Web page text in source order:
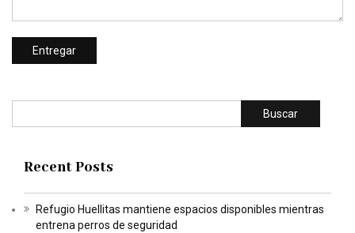
Buscar
Recent Posts
Refugio Huellitas mantiene espacios disponibles mientras
entrena perros de seguridad